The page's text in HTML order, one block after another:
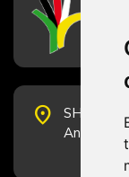
place
SHS
Andar,